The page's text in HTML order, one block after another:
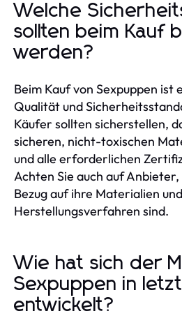
Welche
sollten beim Kauf
werden?
Beim Kauf von Sexpuppen ist
Qualität und
Käufer sollten sicherstellen,
sicheren, nicht-toxischen
und alle erforderlichen
Achten Sie auch auf
Bezug auf ihre Materialien und
Herstellungsverfahren sind.
Wie hat sich der
Sexpuppen in
entwickelt?